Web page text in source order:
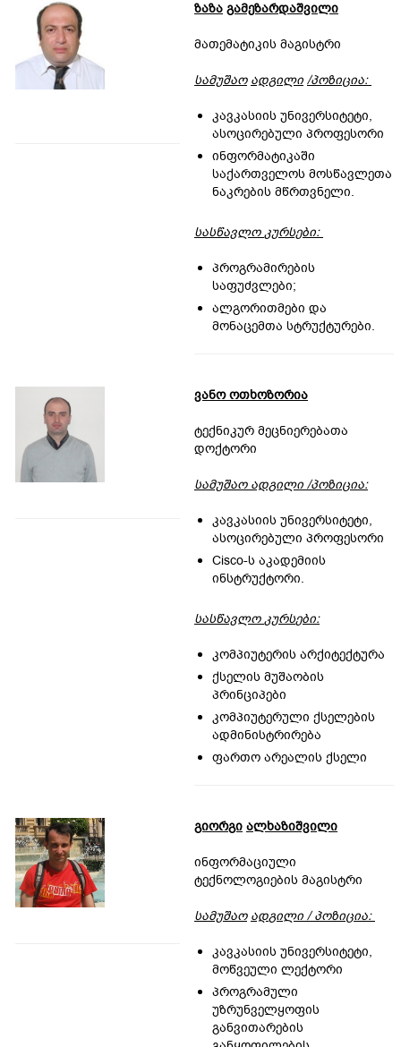
ზაზა გამეზარდაშვილი
მათემატიკის მაგისტრი
სამუშაო ადგილი /პოზიცია:
კავკასიის უნივერსიტეტი,
ასოცირებული პროფესორი
ინფორმატიკაში
საქართველოს მოსწავლეთა
ნაკრების მწრთვნელი.
სასწავლოკურსები:
პროგრამირების
საფუძვლები;
ალგორითმები და
მონაცემთა სტრუქტურები.
ვანო ოთხოზორია
ტექნიკურ მეცნიერებათა
დოქტორი
სამუშაო ადგილი /პოზიცია:
კავკასიის უნივერსიტეტი,
ასოცირებული პროფესორი
Cisco-ს აკადემიის
ინსტრუქტორი.
სასწავლოკურსები:
კომპიუტერის არქიტექტურა
ქსელის მუშაობის
პრინციპები
კომპიუტერული ქსელების
ადმინისტრირება
ფართო არეალის ქსელი
გიორგი ალხაზიშვილი
ინფორმაციული
ტექნოლოგიების მაგისტრი
სამუშაო ადგილი /პოზიცია:
კავკასიის უნივერსიტეტი,
მოწვეული ლექტორი
პროგრამული
უზრუნველყოფის
განვითარების